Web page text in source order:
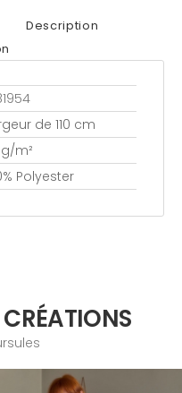
Description
de 110 cm
m²
Polyester